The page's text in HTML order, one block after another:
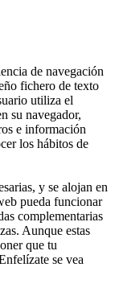
de navegación
fichero de texto
utiliza el
su navegador,
e información
los hábitos de
y se alojan en
pueda funcionar
complementarias
Aunque estas
que tu
se vea